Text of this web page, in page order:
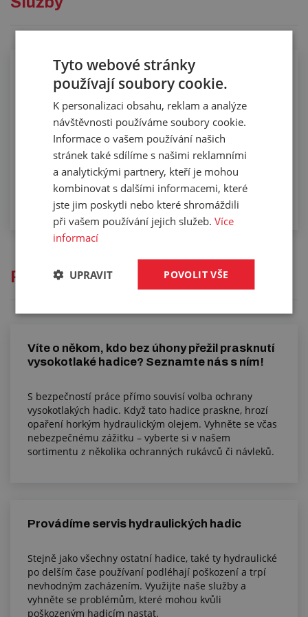
Osazování hydraulických hadic
Přečtěte si
Víte o někom, kdo bez úhony přežil prasknutí
vysokotlaké hadice? Seznamte nás s ním!
S bezpečností práce přímo souvisí volba ochrany
vysokotlakých hadic. Když tato hadice praskne, hrozí
opaření horkým hydraulickým olejem. Vyhněte se včas
nebezpečnému zážitku – vyberte si v našem
sortimentu z několika ochranných rukávců či návleků.
Provádíme servis hydraulických hadic
Stejně jako všechny ostatní hadice, také ty hydraulické
po delším čase používaní podléhají poškození a trpí
nevhodným zacházením. Využijte naše služby a
vyhněte se problémům, které mohou kvůli
poškozeným hadicím nastat.
Tyto webové stránky
používají soubory cookie.
K personalizaci obsahu, reklam a analýze
návštěvnosti používáme soubory cookie.
Informace o vašem používání našich
stránek také sdílíme s našimi reklamními
a analytickými partnery, kteří je mohou
kombinovat s dalšími informacemi, které
jste jim poskytli nebo které shromáždili
při vašem používání jejich služeb.Více
informací
POVOLIT VŠE
UPRAVIT